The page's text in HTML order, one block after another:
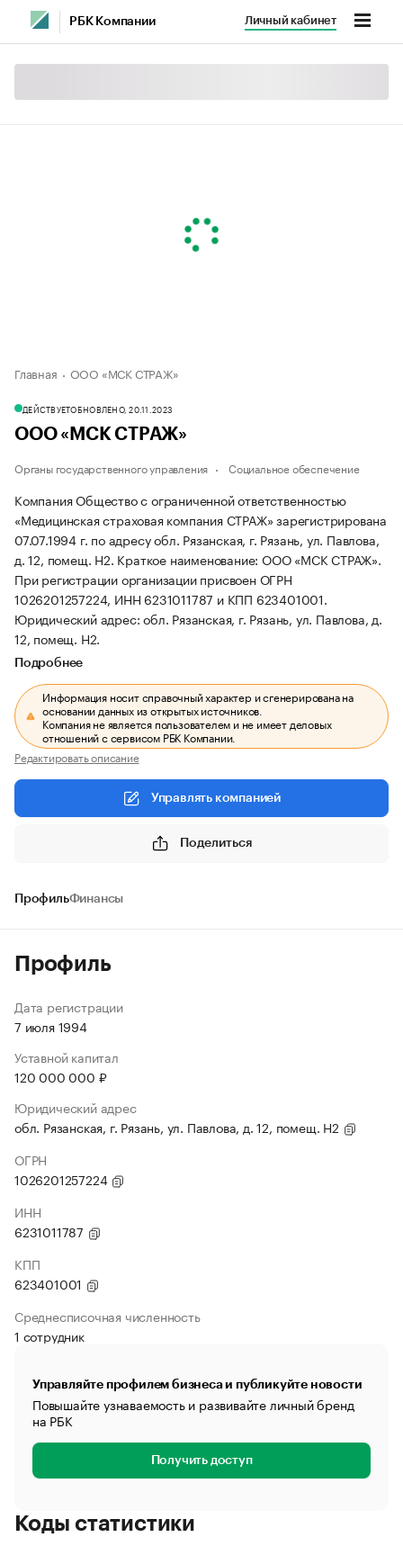
РБК Компании Личный кабинет
Главная ООО «МСК СТРАЖ»
ДЕЙСТВУЕТОБНОВЛЕНО, 20.11.2023
ООО «МСК СТРАЖ»
Органы государственного управления Социальное обеспечение
Компания Общество с ограниченной ответственностью
«Медицинская страховая компания СТРАЖ» зарегистрирована
07.07.1994 г. по адресу обл. Рязанская, г. Рязань, ул. Павлова,
д. 12, помещ. Н2. Краткое наименование: ООО «МСК СТРАЖ».
При регистрации организации присвоен ОГРН
1026201257224, ИНН 6231011787 и КПП 623401001.
Юридический адрес: обл. Рязанская, г. Рязань, ул. Павлова, д.
12, помещ. Н2.
Подробнее
Информация носит справочный характер и сгенерирована на
основании данных из открытых источников.
Компания не является пользователем и не имеет деловых
отношений с сервисом РБК Компании.
Редактировать описание
Управлять компанией
Поделиться
ПрофильФинансы
Профиль
Дата регистрации
7 июля 1994
Уставной капитал
120 000 000 ₽
Юридический адрес
обл. Рязанская, г. Рязань, ул. Павлова, д. 12, помещ. Н2
ОГРН
1026201257224
ИНН
6231011787
КПП
623401001
Среднесписочная численность
1 сотрудник
Управляйте профилем бизнеса и публикуйте новости
Повышайте узнаваемость и развивайте личный бренд
на РБК
Получить доступ
Коды статистики